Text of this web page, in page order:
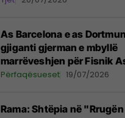
As Barcelona e as
gjiganti gjerman e mbyllë
marrëveshjen për Fisnik
Përfaqësueset 19/07/2026
Rama: Shtëpia në